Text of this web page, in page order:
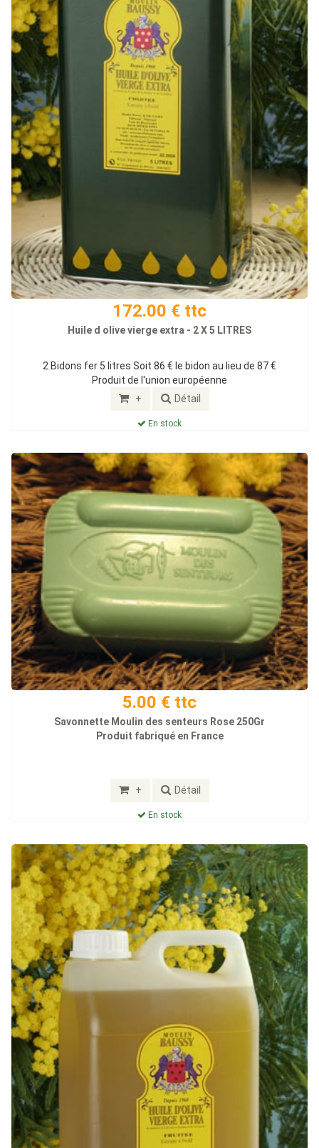
172.00 € ttc
Huile d olive vierge extra - 2 X 5 LITRES
2 Bidons fer 5 litres Soit 86 € le bidon au lieu de 87 €
Produit de l'union européenne
+ Détail
En stock
5.00 € ttc
Savonnette Moulin des senteurs Rose 250Gr
Produit fabriqué en France
+ Détail
En stock